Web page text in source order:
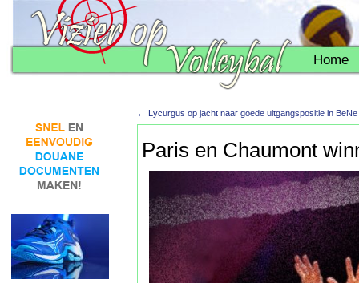
Home
← Lycurgus op jacht naar goede uitgangspositie in
Paris en Chaumont